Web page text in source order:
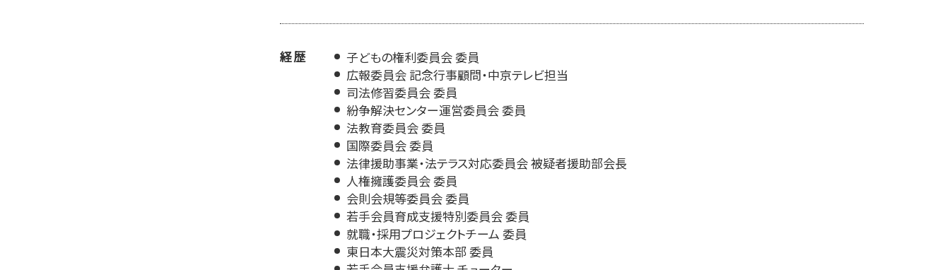
経歴
子どもの権利委員会 委員
広報委員会 記念行事顧問・中京テレビ担当
司法修習委員会 委員
紛争解決センター運営委員会 委員
法教育委員会 委員
国際委員会 委員
法律援助事業・法テラス対応委員会 被疑者援助部会長
人権擁護委員会 委員
会則会規等委員会 委員
若手会員育成支援特別委員会 委員
就職・採用プロジェクトチーム 委員
東日本大震災対策本部 委員